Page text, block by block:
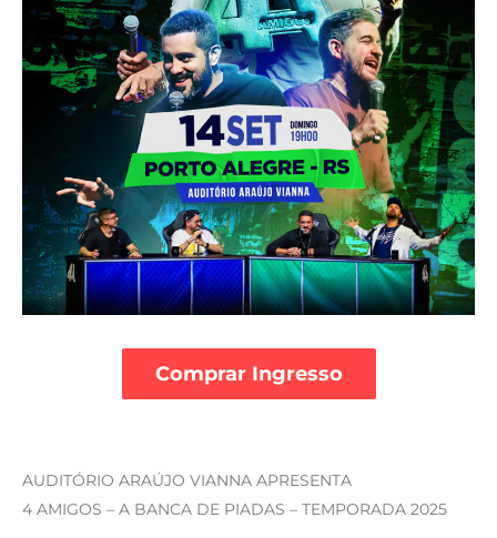
AUDITÓRIO ARAÚJO VIANNA APRESENTA
4 AMIGOS – A BANCA DE PIADAS – TEMPORADA 2025
Comprar Ingresso